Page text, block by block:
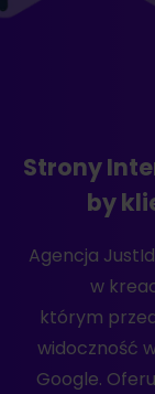
Strony
by
Agencja
w
którym
widoczność
Google.